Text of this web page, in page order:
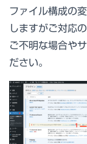
ファイル構成の
しますがご対応
ご不明な場合や
ださい。